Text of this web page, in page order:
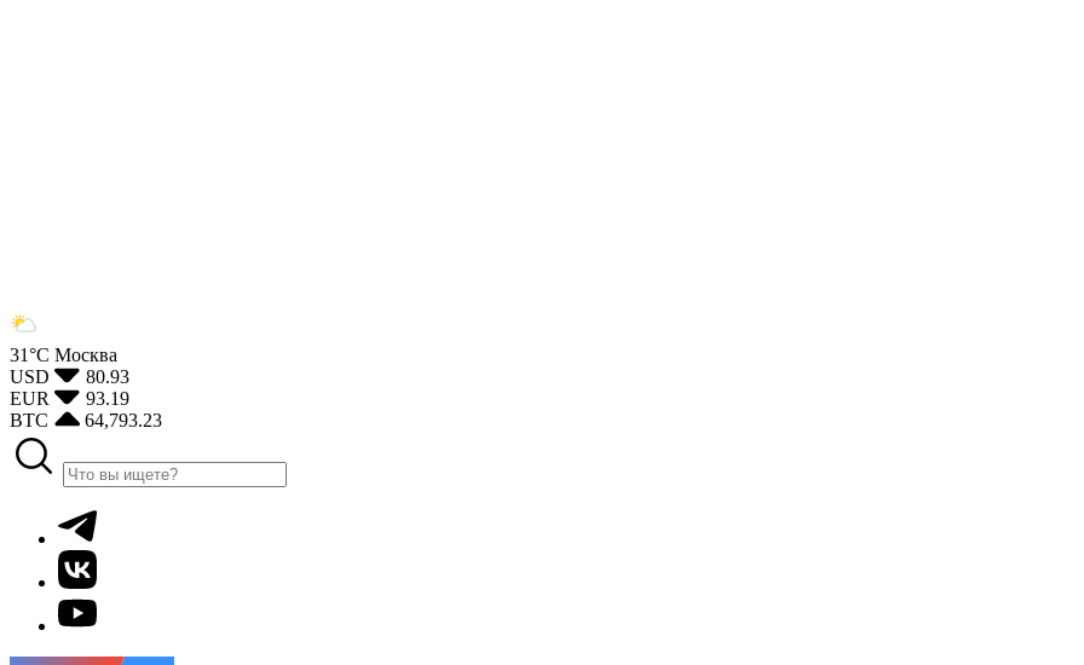
31°С Москва
USD
80.93
EUR
93.19
BTC
64,793.23